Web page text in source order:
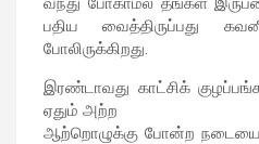
பதிய வைத்திருப்பது
போலிருக்கிறது.
இரண்டாவது காட்சிக்
ஏதும் அற்ற
ஆற்றொழுக்கு போன்ற நடையை